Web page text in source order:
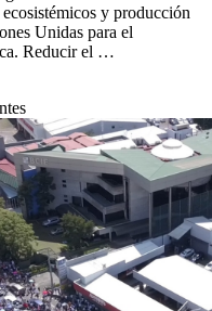
y producción
Unidas para el
Reducir el …